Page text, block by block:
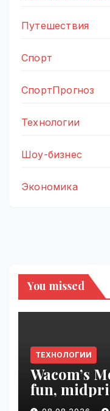
Путешествия
Спорт
СпортПрогноз
Технологии
Шоу-бизнес
Экономика
You missed
ТЕХНОЛОГИИ
Wacom’s
fun,
digital